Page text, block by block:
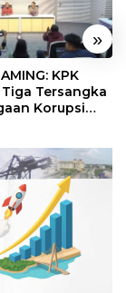
»
KPK
Tersangka
Korupsi